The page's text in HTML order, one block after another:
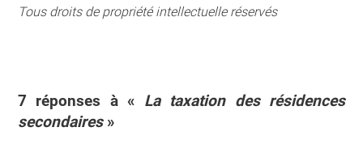
Tous droits de propriété intellectuelle réservés
7 réponses à « La taxation des résidences
secondaires»